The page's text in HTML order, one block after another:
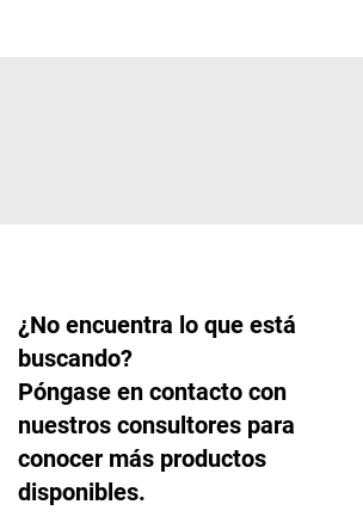
¿No encuentra lo que está
buscando?
Póngase en contacto con
nuestros consultores para
conocer más productos
disponibles.